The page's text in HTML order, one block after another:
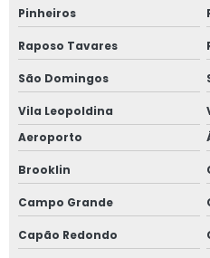
Recuperação de peças
Recuperação de peças
Serviço de recuperação de
Serviço de recuperação de
Empresa de recuperação de
Serviço de emissão de
Pinheiros
Raposo Tavares
São Domingos
Vila Leopoldina
Aeroporto
Brooklin
Campo Grande
Capão Redondo